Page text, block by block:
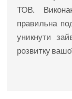
ТОВ.
правильна
уникнути
розвитку